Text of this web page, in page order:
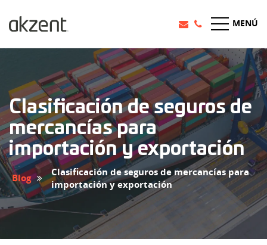
MENÚ
Clasificación de seguros de
mercancías para
importación y exportación
Blog
Clasificación de seguros de mercancías para
importación y exportación